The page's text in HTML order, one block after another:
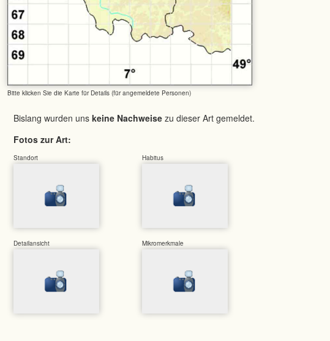
Bitte klicken Sie die Karte für Details (für angemeldete Personen)
Bislang wurden uns keine Nachweise zu dieser Art gemeldet.
Fotos zur Art:
Standort Habitus
Detailansicht Mikromerkmale